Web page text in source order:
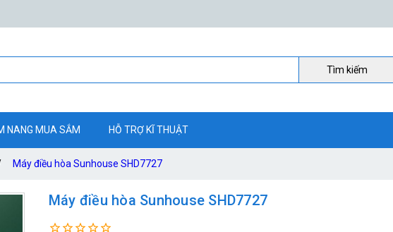
Tìm kiếm
NANG MUA SẮM HỖ TRỢ KĨ THUẬT
Máy điều hòa Sunhouse SHD7727
Máy điều hòa Sunhouse SHD7727